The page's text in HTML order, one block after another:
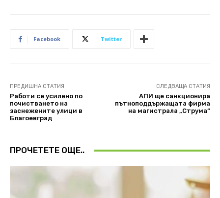
Facebook Twitter
ПРЕДИШНА СТАТИЯ
Работи се усилено по
почистването на
заснежените улици в
Благоевград
СЛЕДВАЩА СТАТИЯ
АПИ ще санкционира
пътноподдържащата фирма
на магистрала „Струма“
ПРОЧЕТЕТЕ ОЩЕ..